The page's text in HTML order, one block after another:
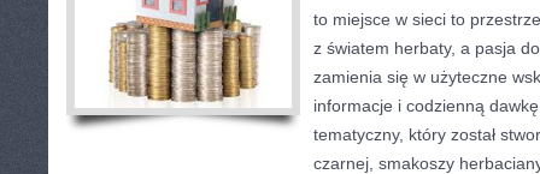
to miejsce w sieci to
z światem herbaty, a pasja
zamienia się w użyteczne
informacje i codzienną
tematyczny, który został
czarnej, smakoszy